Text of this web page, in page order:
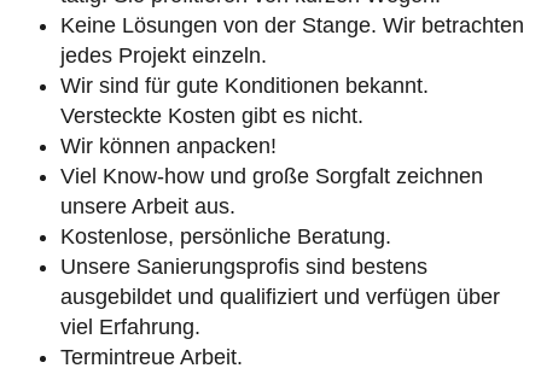
Keine Lösungen von der Stange. Wir betrachten
jedes Projekt einzeln.
Wir sind für gute Konditionen bekannt.
Versteckte Kosten gibt es nicht.
Wir können anpacken!
Viel Know-how und große Sorgfalt zeichnen
unsere Arbeit aus.
Kostenlose, persönliche Beratung.
Unsere Sanierungsprofis sind bestens
ausgebildet und qualifiziert und verfügen über
viel Erfahrung.
Termintreue Arbeit.